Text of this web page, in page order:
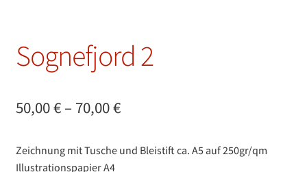
Sognefjord 2
50,00€ – 70,00€Preisspanne:
bis
Zeichnung mit Tusche und Bleistift ca. A5 auf 250gr/qm
Illustrationspapier A4